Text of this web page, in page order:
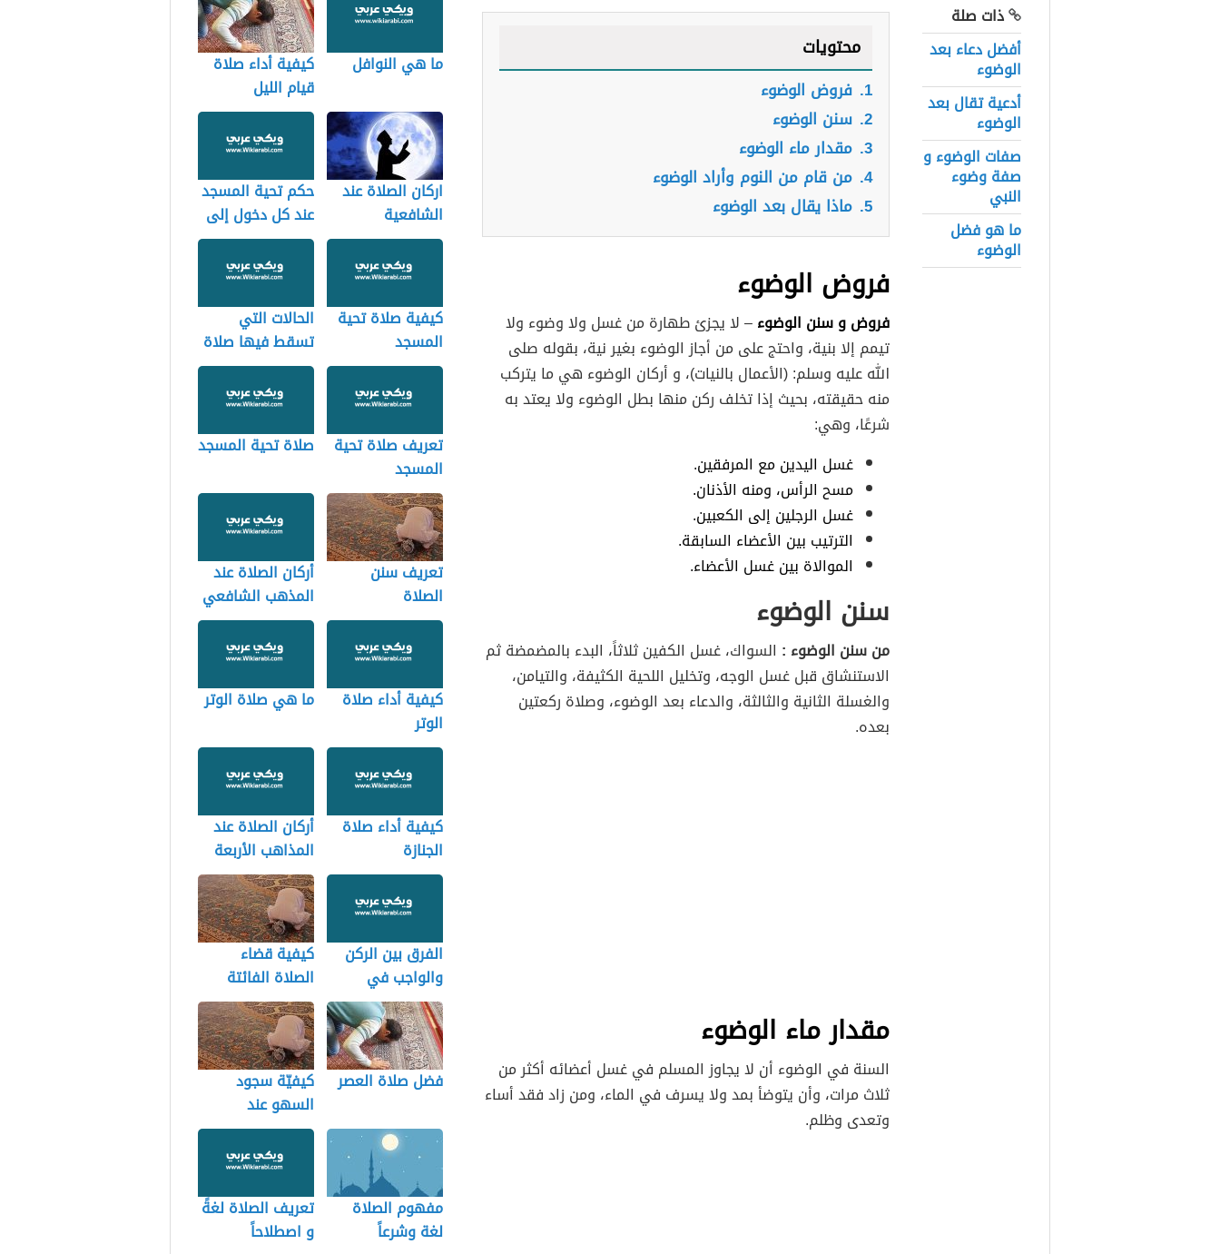
ذات صلة
أفضل دعاء بعد
الوضوء
أدعية تقال بعد
الوضوء
صفات الوضوء و
صفة وضوء
النبي
ما هو فضل
الوضوء
محتويات
1. فروض الوضوء
2. سنن الوضوء
3. مقدار ماء الوضوء
4. من قام من النوم وأراد الوضوء
5. ماذا يقال بعد الوضوء
فروض الوضوء
فروض و سنن الوضوء– لا يجزئ طهارة من غسل ولا وضوء ولا
تيمم إلا بنية، واحتج على من أجاز الوضوء بغير نية، بقوله صلى
الله عليه وسلم: (الأعمال بالنيات)، و أركان الوضوء هي ما يتركب
منه حقيقته، بحيث إذا تخلف ركن منها بطل الوضوء ولا يعتد به
شرعًا، وهي:
غسل اليدين مع المرفقين.
مسح الرأس، ومنه الأذنان.
غسل الرجلين إلى الكعبين.
الترتيب بين الأعضاء السابقة.
الموالاة بين غسل الأعضاء.
سنن الوضوء
من سنن الوضوء : السواك، غسل الكفين ثلاثاً، البدء بالمضمضة ثم
الاستنشاق قبل غسل الوجه، وتخليل اللحية الكثيفة، والتيامن،
والغسلة الثانية والثالثة، والدعاء بعد الوضوء، وصلاة ركعتين
بعده.
مقدار ماء الوضوء
السنة في الوضوء أن لا يجاوز المسلم في غسل أعضائه أكثر من
ثلاث مرات، وأن يتوضأ بمد ولا يسرف في الماء، ومن زاد فقد أساء
وتعدى وظلم.
ما هي النوافل
كيفية أداء صلاة
قيام الليل
اركان الصلاة عند
الشافعية
والأحناف
حكم تحية المسجد
عند كل دخول إلى
المسجد
كيفية صلاة تحية
المسجد
الحالات التي
تسقط فيها صلاة
تحية المسجد
تعريف صلاة تحية
المسجد
صلاة تحية المسجد
تعريف سنن
الصلاة
أركان الصلاة عند
المذهب الشافعي
كيفية أداء صلاة
الوتر
ما هي صلاة الوتر
كيفية أداء صلاة
الجنازة
أركان الصلاة عند
المذاهب الأربعة
الفرق بين الركن
والواجب في
الصلاة
كيفية قضاء
الصلاة الفائتة
فضل صلاة العصر
كيفيّة سجود
السهو عند
المذاهب الأربعة
مفهوم الصلاة
لغة وشرعاً
تعريف الصلاة لغةً
و اصطلاحاً